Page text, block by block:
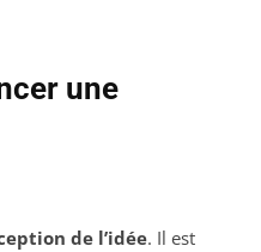
une
de l’idée. Il est